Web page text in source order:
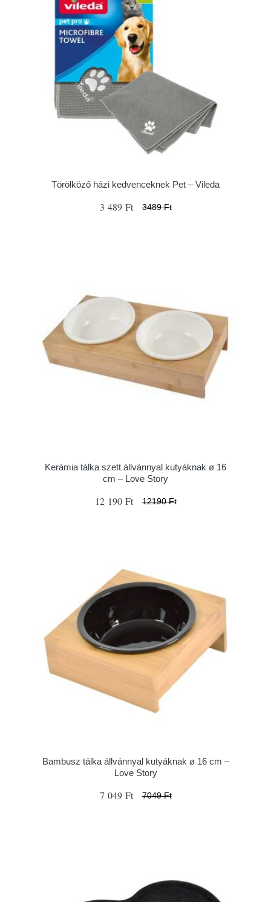
Törölköző házi kedvenceknek Pet – Vileda
3 489 Ft 3489 Ft
Kerámia tálka szett állvánnyal kutyáknak ø 16
cm – Love Story
12 190 Ft 12190 Ft
Bambusz tálka állvánnyal kutyáknak ø 16 cm –
Love Story
7 049 Ft 7049 Ft